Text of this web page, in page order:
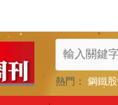
熱門： 鋼鐵股